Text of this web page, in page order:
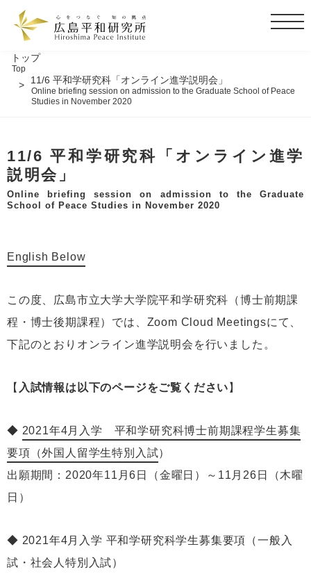
t
l
v
トップ
Top
11/6 平和学研究科「オンライン進学説明会」
Online briefing session on admission to the Graduate School of Peace
Studies in November 2020
11/6 平和学研究科「オンライン進学
説明会」
Online briefing session on admission to the Graduate
School of Peace Studies in November 2020
English Below
この度、広島市立大学大学院平和学研究科（博士前期課
程・博士後期課程）では、Zoom Cloud Meetingsにて、
下記のとおりオンライン進学説明会を行いました。
【 入試情報は以下のページをご覧ください 】
◆ 2021年4月入学 平和学研究科博士前期課程学生募集
要項（外国人留学生特別入試）
出願期間：2020年11月6日（金曜日）～11月26日（木曜
日）
◆ 2021年4月入学 平和学研究科学生募集要項（一般入
試・社会人特別入試）